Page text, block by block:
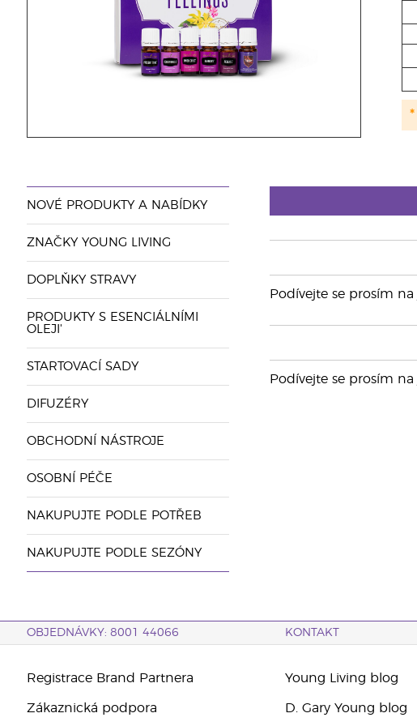
NOVÉ PRODUKTY A NABÍDKY
ZNAČKY YOUNG LIVING
DOPLŇKY STRAVY
PRODUKTY S ESENCIÁLNÍMI
OLEJI'
STARTOVACÍ SADY
DIFUZÉRY
OBCHODNÍ NÁSTROJE
OSOBNÍ PÉČE
NAKUPUJTE PODLE POTŘEB
NAKUPUJTE PODLE SEZÓNY
Podívejte se prosím
Podívejte se prosím
OBJEDNÁVKY: 8001 44066 KONTAKT
Registrace Brand Partnera
Zákaznická podpora
Young Living blog
D. Gary Young blog